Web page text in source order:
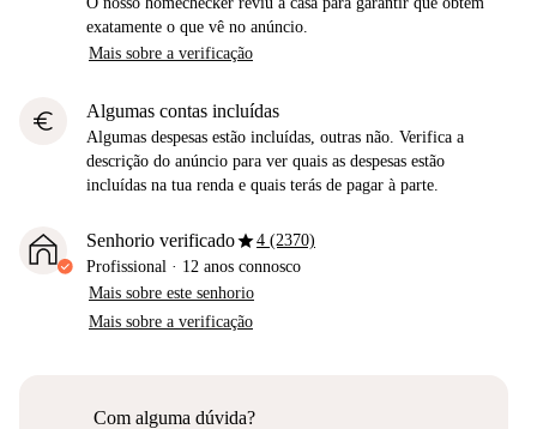
exatamente o que vê no anúncio.
Mais sobre a verificação
euro Algumas contas incluídas
Algumas despesas estão incluídas, outras não. Verifica a
descrição do anúncio para ver quais as despesas estão
incluídas na tua renda e quais terás de pagar à parte.
Senhorio verificadostar4 (2370)
Profissional · 12 anos connosco
Mais sobre este senhorio
Mais sobre a verificação
Com alguma dúvida?